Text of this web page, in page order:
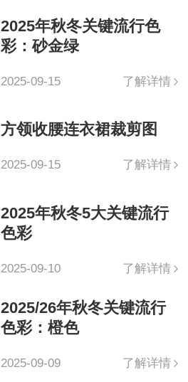
2025年秋冬关键流行色
彩：砂金绿
2025-09-15 了解详情
方领收腰连衣裙裁剪图
2025-09-15 了解详情
2025年秋冬5大关键流行
色彩
2025-09-10 了解详情
2025/26年秋冬关键流行
色彩：橙色
2025-09-09 了解详情